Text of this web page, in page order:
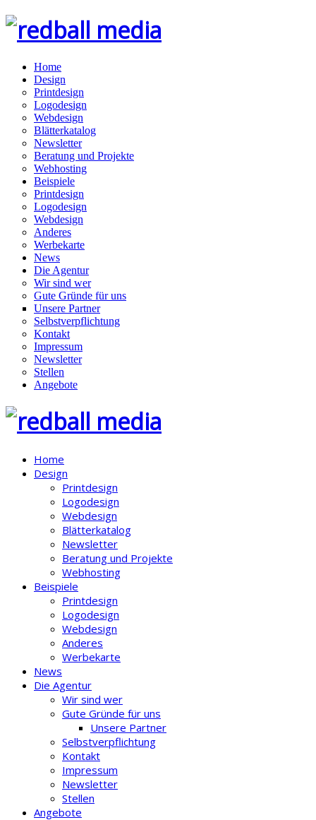
Home
Design
Printdesign
Logodesign
Webdesign
Blätterkatalog
Newsletter
Beratung und Projekte
Webhosting
Beispiele
Printdesign
Logodesign
Webdesign
Anderes
Werbekarte
News
Die Agentur
Wir sind wer
Gute Gründe für uns
Unsere Partner
Selbstverpflichtung
Kontakt
Impressum
Newsletter
Stellen
Angebote
Home
Design
Printdesign
Logodesign
Webdesign
Blätterkatalog
Newsletter
Beratung und Projekte
Webhosting
Beispiele
Printdesign
Logodesign
Webdesign
Anderes
Werbekarte
News
Die Agentur
Wir sind wer
Gute Gründe für uns
Unsere Partner
Selbstverpflichtung
Kontakt
Impressum
Newsletter
Stellen
Angebote